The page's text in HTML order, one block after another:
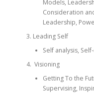
Models,
Consideration
Leadership,
Leading Self
Self analysis,
Visioning
Getting To the
Supervising,